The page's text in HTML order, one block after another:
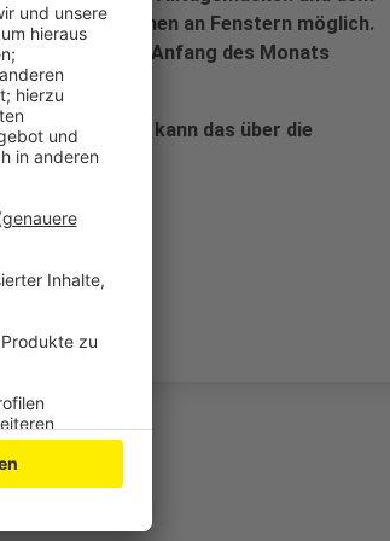
an Fenstern möglich.
Förder
mittel Anfang des Monats
stellen will, kann das über die